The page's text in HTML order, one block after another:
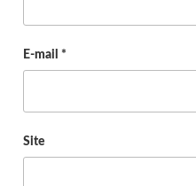
E-mail*
Site